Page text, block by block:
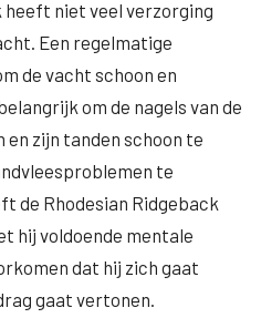
heeft niet veel verzorging
Een regelmatige
de vacht schoon en
om de nagels van de
zijn tanden schoon te
te
de Rhodesian Ridgeback
hij voldoende mentale
dat hij zich gaat
gaat vertonen.